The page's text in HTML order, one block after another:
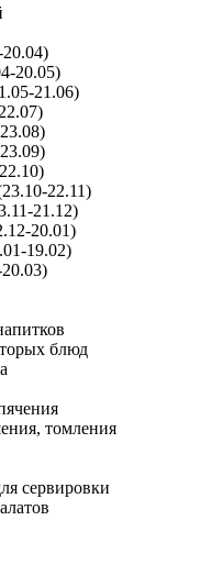
20.05)
21.06)
22.11)
21.12)
20.01)
19.02)
блюд
томления
сервировки